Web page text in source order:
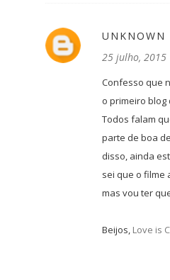
UNKNOWN
25 julho, 2015
Confesso que
o primeiro blog
Todos falam
parte de boa
disso, ainda
sei que o filme
mas vou ter
Beijos, Love is